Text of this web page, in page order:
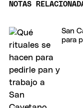
NOTAS
San
para